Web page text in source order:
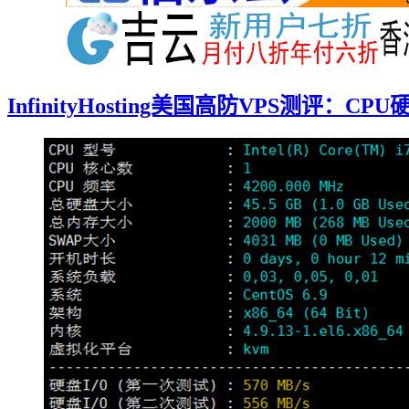
InfinityHosting美国高防VPS测评：CPU